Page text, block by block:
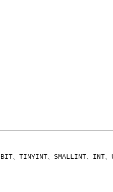
BIT TINYINT SMALLINT INT